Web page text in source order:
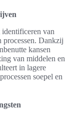
van
processen. Dankzij
kansen
van middelen en
in lagere
soepel en